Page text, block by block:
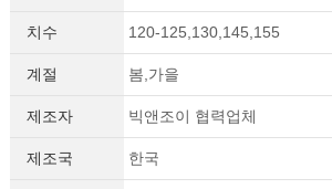
치수 120-125,130,145,155
계절 봄,가을
제조자 빅앤조이 협력업체
제조국 한국